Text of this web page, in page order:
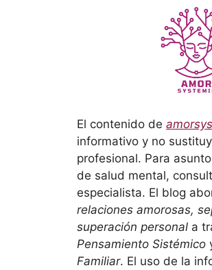
El contenido de
informativo y no
profesional. Para
de salud mental,
especialista. El blog
relaciones amorosas,
superación personal a
Pensamiento Sistémico
Familiar. El uso de la